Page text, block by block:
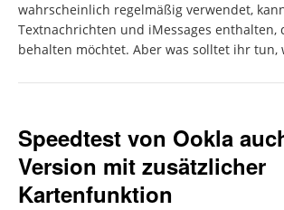
wahrscheinlich regelmäßig verwendet,
Textnachrichten und iMessages
behalten möchtet. Aber was solltet ihr
Speedtest von Ookla
Version mit zusätzlicher
Kartenfunktion